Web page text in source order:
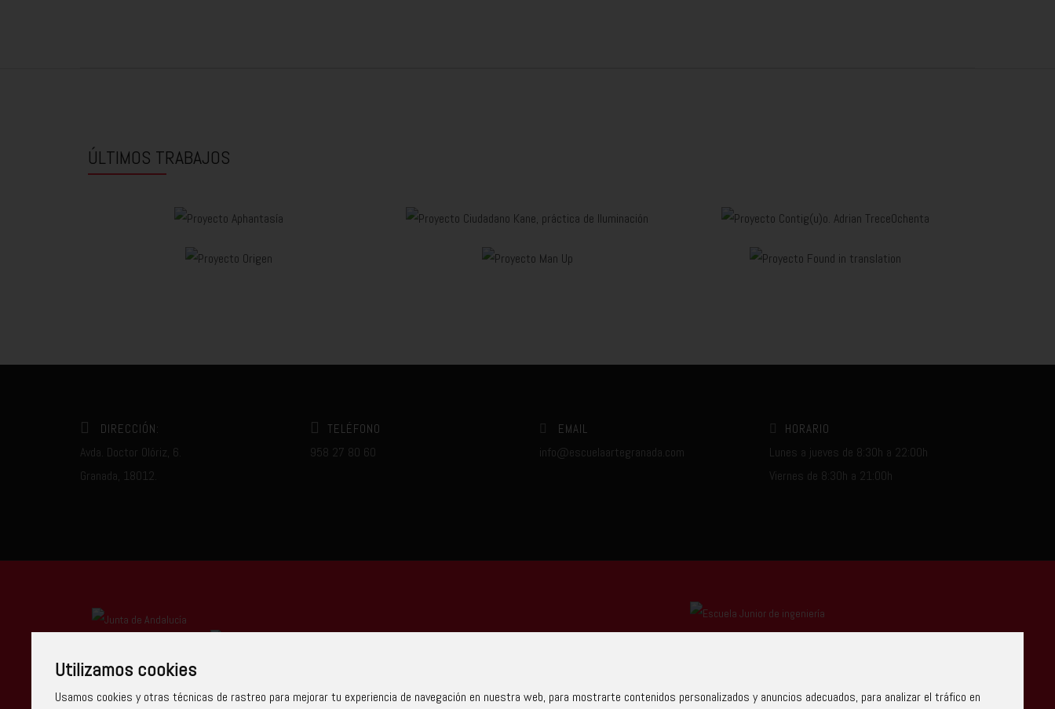
Utilizamos cookies
Usamos cookies y otras técnicas de rastreo para mejorar tu experiencia de navegación en nuestra web, para mostrarte contenidos personalizados y anuncios adecuados, para analizar el tráfico en
ÚLTIMOS TRABAJOS
DIRECCIÓN:
Avda. Doctor Olóriz, 6.
Granada, 18012.
TELÉFONO
958 27 80 60
EMAIL
info@escuelaartegranada.com
HORARIO
Lunes a jueves de 8:30h a 22:00h
Viernes de 8:30h a 21:00h